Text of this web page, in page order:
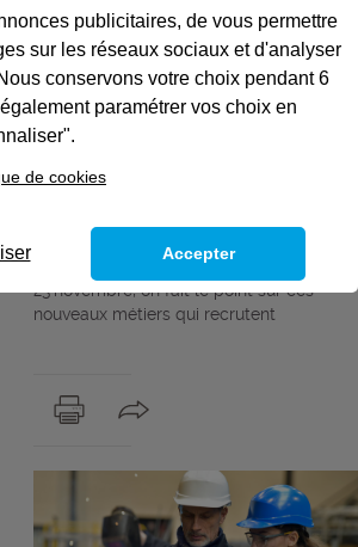
nouveaux métiers
de l'industrie
Porté par la révolution numérique,
l’intelligence artificielle, la transition
énergétique et écologique, l’industrie se
semaine de l’industrie du 17 au
23 novembre, on fait le point sur ces
nouveaux métiers qui recrutent
publicitaires, de vous permettre
sur les réseaux sociaux et d'analyser
conservons votre choix pendant 6
paramétrer vos choix en
de cookies
Accepter